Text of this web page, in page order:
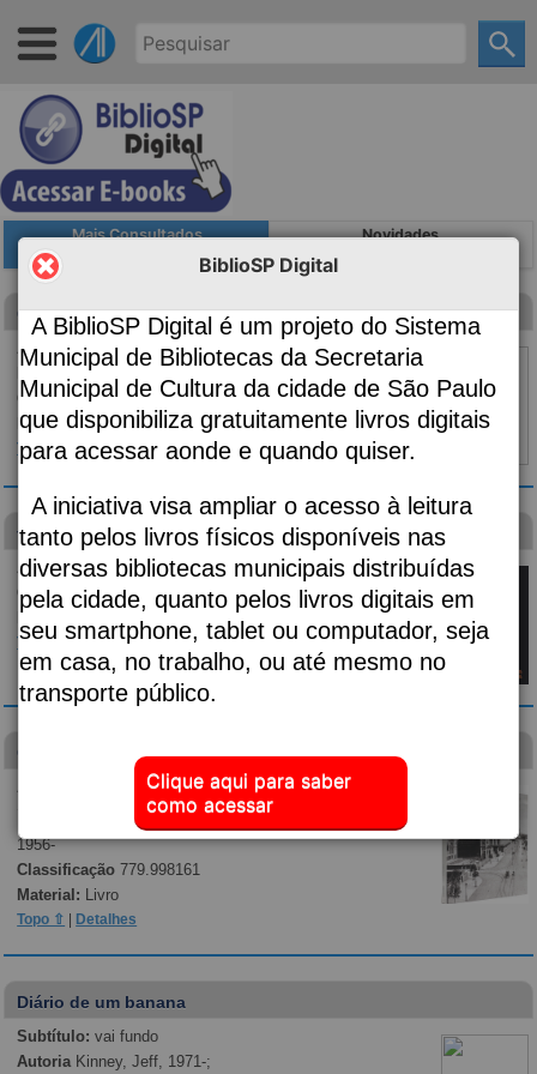
BiblioSP Digital
A BiblioSP Digital é um projeto do Sistema
Municipal de Bibliotecas da Secretaria
Municipal de Cultura da cidade de São Paulo
que disponibiliza gratuitamente livros digitais
para acessar aonde e quando quiser.
A iniciativa visa ampliar o acesso à leitura
tanto pelos livros físicos disponíveis nas
diversas bibliotecas municipais distribuídas
pela cidade, quanto pelos livros digitais em
seu smartphone, tablet ou computador, seja
em casa, no trabalho, ou até mesmo no
transporte público.
Clique aqui para saber
como acessar
Mais Consultados Novidades
Canção para ninar menino grande
Autoria
Evaristo, Conceição, 1946-;
2ª edição
Classificação 869.34
Material:Livro
Topo ⇧|Detalhes
visão das plantas
AutoriaAlmeida, Djaimilia Pereira de, 1982-;
Classificaçãop869.35
Material:
Topo ⇧ |Detalhes
Guilherme Gaensly
Kossoy, Boris, 1941-; Museu da Cidade de
São Paulo; Gaensly, Guilherme, 1843-1928.;
Fernandes Junior, Rubens, 1949-; Segawa, Hugo,
1956-
Classificação779.998161
Material:
Livro
Topo ⇧ Detalhes
Diário de um banana
Subtítulo: vai fundo
Autoria Kinney, Jeff, 1971-;